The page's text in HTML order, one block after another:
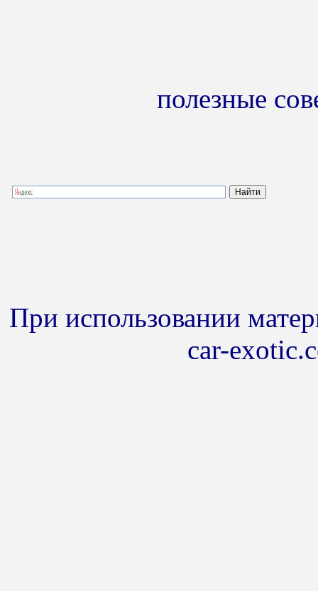
полезные
При использовании
car-